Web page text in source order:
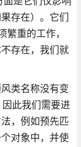
存在）。它们
重的工作，
存在，我们就
类名称没有变
此我们需要进
，例如预先匹
对象中，并使